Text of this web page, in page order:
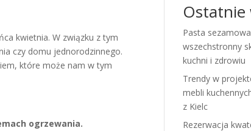
kwietnia. W związku z tym
czy domu jednorodzinnego.
które może nam w tym
ogrzewania.
Ostatnie
Pasta
wszechstronny
kuchni i zdrowiu
Trendy w
mebli
z Kielc
Rezerwacja